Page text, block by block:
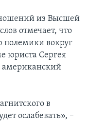
из Высшей
отмечает, что
полемики вокруг
юриста Сергея
американский
в
ослабевать», –